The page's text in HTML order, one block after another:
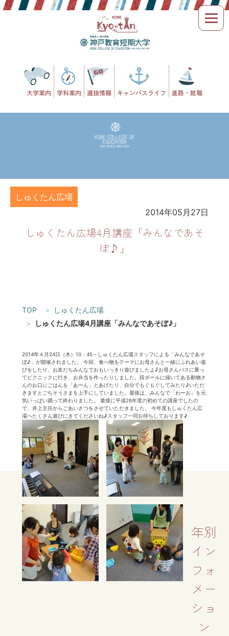
Skip
to
大学案内 学科案内 選抜情報 キャンパスライフ 進路・就職
しゅくたん広場
2014年05月27日
しゅくたん広場4月講座「みんなであそ
ぼ♪」
TOP
しゅくたん広場
しゅくたん広場4月講座「みんなであそぼ♪」
2014年４月24日（木）10：45～しゅくたん広場スタッフによる「みんなであそ
ぼ♪」が開催されました。 今回、食べ物をテーマにお母さんと一緒にふれあい遊
びをしたり、お友だちみんなでおもいっきり遊びましたよ♪お母さんバスに乗っ
てピクニックに行き、お弁当を作ったりしました。段ボールに描いてある動物さ
んのお口にごはんを「あーん」とあげたり、自分でもぐもぐしてみたり♪いただ
きますとごちそうさまを上手にしていました。最後は、みんなで「わーお」を元
気いっぱい踊って終わりました。 最後に平成26年度の初めての講座でしたの
で、井上主任からごあいさつをさせていただきました。 今年度もしゅくたん広
場へたくさん遊びにきてくださいね♪スタッフ一同お待ちしております♪
年別
イン
フォ
メー
ショ
ン